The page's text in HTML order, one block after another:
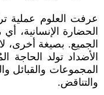
عرفت العلوم عملية
الحضارة الإنسانية،
الجميع. بصيغة أخرى،
الأضداد تولد الحاجة
المجموعات والقبائل
والتناقض.